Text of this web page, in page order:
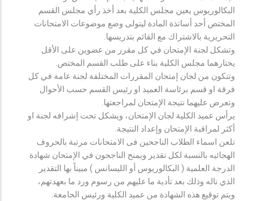
البكالوريوس يعين مجلس الكلية بعد أخذ رأي مجلس القسم
المختص أحد أساتذة المادة ليتولى وضع موضوعات الامتحانات
التحريرية بالاشتراك مع القائم بتدريسها.
وتشكل لجنة الإمتحان في كل مقرر من عضوين على الأقل
يختارهما مجلس الكلية بناء على طلب القسم المختص.
وتتكون من لجان إمتحان المقررات المختلفة لجنة عامة في كل
فرقة او قسم برئاسة العميد او رئيس القسم حسب الأحوال
وتعرض عليهما نتيجة الإمتحان لمراجعتها.
يرأس عميد الكلية لجان الإمتحان، ويشكل تحت إشرافه لجنة او
أكثر لمراقبة الإمتحان وإعداد النتيجة.
تلعن اسماء الطلاب الناجحين فى الامتحانات مرتبة بالحروف
الهجائيه بالنسبة لكل تقدير ويمنح الناجحون في الإمتحان شهادة
الدرجة العلمية ( البكالوريوس أو الليسانس ) مبيناً بها التقدير
الذي ناله وذلك بعد تأدية ما عليهم من رسوم ورد ما بعهدتهم،
ويتم توقيع هذه الشهادة من عميد الكلية ورئيس الجامعة.